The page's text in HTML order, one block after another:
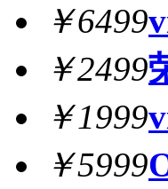
￥6499
￥2499
￥1999
￥5999